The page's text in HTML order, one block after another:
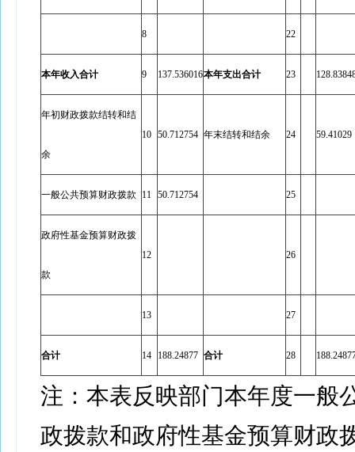
8 22
本年收入合计 9 137.536016本年支出合计 23
年初财政拨款结转和结
余
10 50.712754 年末结转和结余 24 59.41029
一般公共预算财政拨款 11 50.712754 25
政府性基金预算财政拨
款
12 26
13 27
合计 14 188.24877 合计 28
注：本表反映部门本年度一般
政拨款和政府性基金预算财政